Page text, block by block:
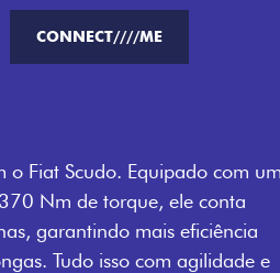
CONNECT////ME
o Fiat Scudo. Equipado com um
Nm de torque, ele conta
garantindo mais eficiência
Tudo isso com agilidade e